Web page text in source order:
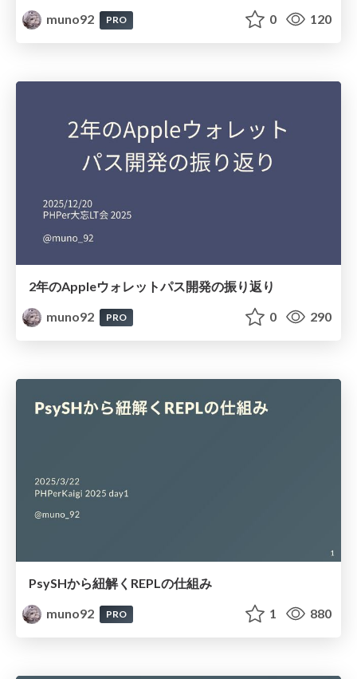
muno92 PRO 0 120
2年のAppleウォレットパス開発の振り返り
muno92
PRO 0 290
PsySHから紐解くREPLの仕組み
muno92
PRO 1 880